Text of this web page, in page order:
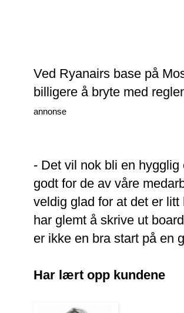
Ved Ryanairs base på
billigere å bryte med
annonse
- Det vil nok bli en
godt for de av våre
veldig glad for at det er
har glemt å skrive ut
er ikke en bra start på en
Har lært opp kundene